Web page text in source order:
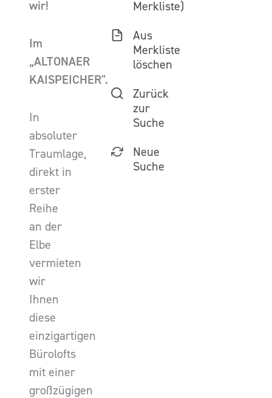
wir!
Im
„ALTONAER
KAISPEICHER".
In
absoluter
Traumlage,
direkt in
erster
Reihe
an der
Elbe
vermieten
wir
Ihnen
diese
einzigartigen
Bürolofts
mit einer
großzügigen
Merkliste)
Aus
Merkliste
löschen
Zurück
zur
Suche
Neue
Suche